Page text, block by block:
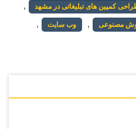
کمپین های تبلیغاتی در مشهد ,
مصنوعی , وب سایت ,